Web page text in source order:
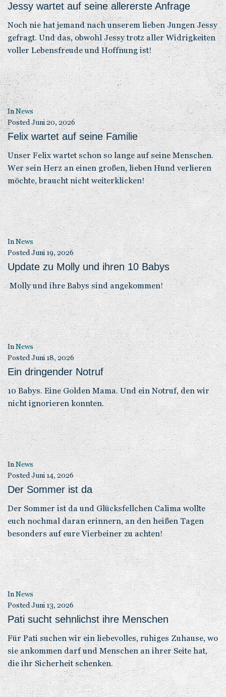
Jessy wartet auf seine allererste Anfrage
Noch nie hat jemand nach unserem lieben Jungen Jessy
gefragt. Und das, obwohl Jessy trotz aller Widrigkeiten
voller Lebensfreude und Hoffnung ist!
InNews
PostedJuni 20, 2026
Felix wartet auf seine Familie
Unser Felix wartet schon so lange auf seine Menschen.
Wer sein Herz an einen großen, lieben Hund verlieren
möchte, braucht nicht weiterklicken!
InNews
Posted Juni 19, 2026
Update zu Molly und ihren 10 Babys
Molly und ihre Babys sind angekommen!
InNews
PostedJuni 18, 2026
Ein dringender Notruf
10 Babys. Eine Golden Mama. Und ein Notruf, den wir
nicht ignorieren konnten.
InNews
PostedJuni 14, 2026
Der Sommer ist da
Der Sommer ist da und Glücksfellchen Calima wollte
euch nochmal daran erinnern, an den heißen Tagen
besonders auf eure Vierbeiner zu achten!
InNews
PostedJuni 13, 2026
Pati sucht sehnlichst ihre Menschen
Für Pati suchen wir ein liebevolles, ruhiges Zuhause, wo
sie ankommen darf und Menschen an ihrer Seite hat,
die ihr Sicherheit schenken.